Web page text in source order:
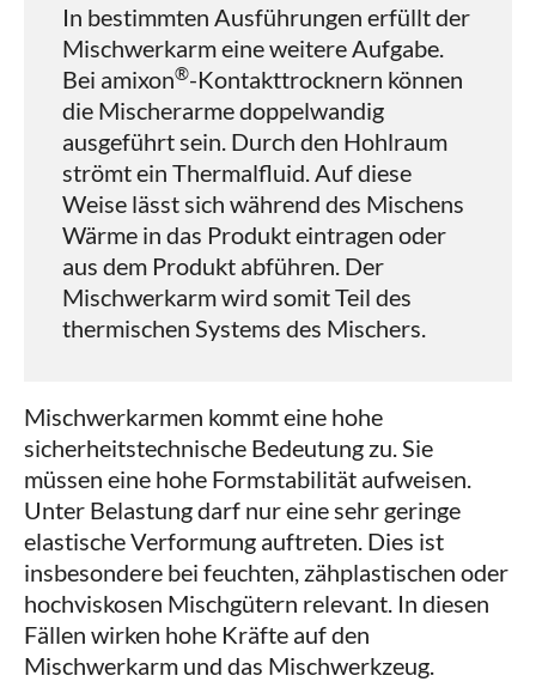
In bestimmten Ausführungen erfüllt der
Mischwerkarm eine weitere Aufgabe.
Bei amixon®-Kontakttrocknern können
die Mischerarme doppelwandig
ausgeführt sein. Durch den Hohlraum
strömt ein Thermalfluid. Auf diese
Weise lässt sich während des Mischens
Wärme in das Produkt eintragen oder
aus dem Produkt abführen. Der
Mischwerkarm wird somit Teil des
thermischen Systems des Mischers.
Mischwerkarmen kommt eine hohe
sicherheitstechnische Bedeutung zu. Sie
müssen eine hohe Formstabilität aufweisen.
Unter Belastung darf nur eine sehr geringe
elastische Verformung auftreten. Dies ist
insbesondere bei feuchten, zähplastischen oder
hochviskosen Mischgütern relevant. In diesen
Fällen wirken hohe Kräfte auf den
Mischwerkarm und das Mischwerkzeug.